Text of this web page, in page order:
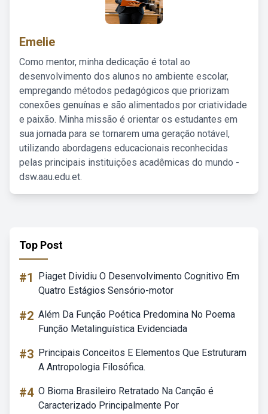
Emelie
Como mentor, minha dedicação é total ao
desenvolvimento dos alunos no ambiente escolar,
empregando métodos pedagógicos que priorizam
conexões genuínas e são alimentados por criatividade
e paixão. Minha missão é orientar os estudantes em
sua jornada para se tornarem uma geração notável,
utilizando abordagens educacionais reconhecidas
pelas principais instituições acadêmicas do mundo -
dsw.aau.edu.et.
Top Post
#1
Piaget Dividiu O Desenvolvimento Cognitivo Em
Quatro Estágios Sensório-motor
#2 Além Da Função Poética Predomina No Poema
Função Metalinguística Evidenciada
#3 Principais Conceitos E Elementos Que Estruturam
A Antropologia Filosófica.
#4 O Bioma Brasileiro Retratado Na Canção é
Caracterizado Principalmente Por